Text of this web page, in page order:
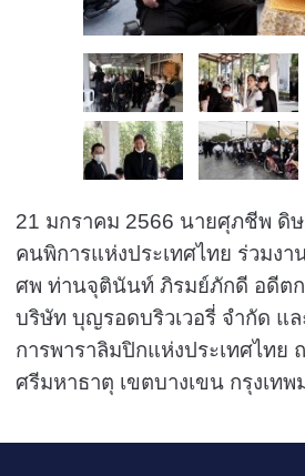
21 มกราคม 2566 นายศุภชีพ ดิ
คนพิการแห่งประเทศไทย ร่วมงา
ศพ​ ท่านจุตินันท์ ภิรมย์ภักดี อดีตก
บริษัท​ บุญ​รอด​บริว​เวอรี่​ จำกัด​ แ
การพาราลิมปิก​แห่ง​ประเทศไทย​
ศรีมหาธาตุ เขตบางเขน กรุงเท